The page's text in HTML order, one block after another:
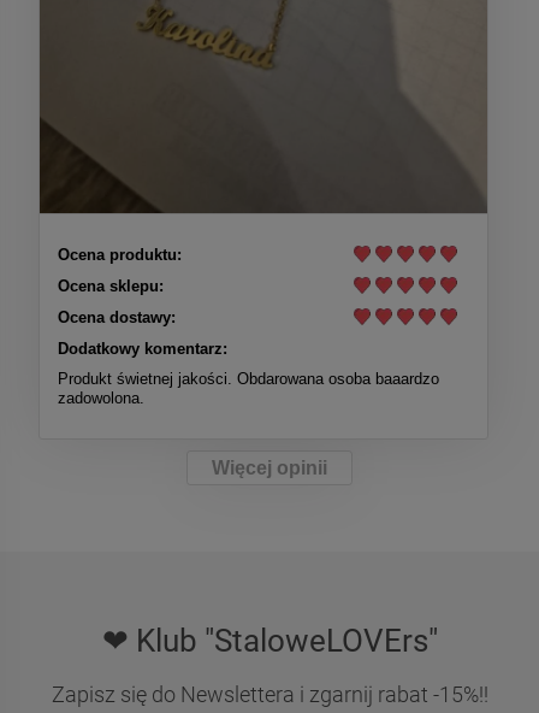
Ocena produktu:
Ocena sklepu:
Ocena dostawy:
Dodatkowy komentarz:
Produkt świetnej jakości. Obdarowana osoba baaardzo
zadowolona.
Więcej opinii
❤ Klub "StaloweLOVErs"
Zapisz się do Newslettera i zgarnij rabat -15%!!